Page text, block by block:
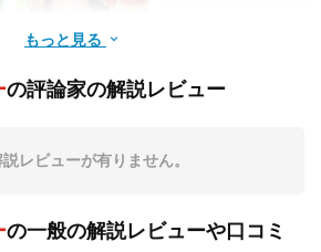
役：アンディ
役：シド
もっと見る
の評論家の解説レビュー
レビューが有りません。
の一般の解説レビューや口コミ